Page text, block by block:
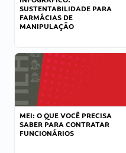
SUSTENTABILIDADE PARA
FARMÁCIAS DE
MANIPULAÇÃO
MEI: O QUE VOCÊ PRECISA
SABER PARA CONTRATAR
FUNCIONÁRIOS